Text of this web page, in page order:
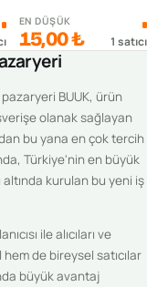
EN DÜŞÜK
15,00 ₺ 1 satıcı
BUUK, ürün
olanak sağlayan
bu yana en çok tercih
Türkiye'nin en büyük
kurulan bu yeni iş
ile alıcıları ve
de bireysel satıcılar
büyük avantaj